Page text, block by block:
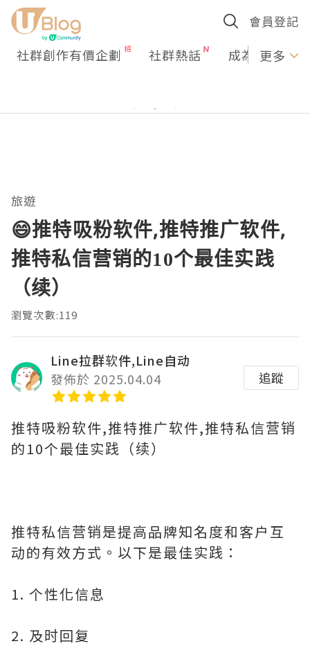
會員登記
社群創作有價企劃 社群熱話 成為U更多
旅遊
😄推特吸粉软件,推特推广软件,
推特私信营销的10个最佳实践
（续）
瀏覽次數:119
Line拉群软件,Line自动
發佈於 2025.04.04
追蹤
推特吸粉软件,推特推广软件,推特私信营销
的10个最佳实践（续）
推特私信营销是提高品牌知名度和客户互
动的有效方式。以下是最佳实践：
1. 个性化信息
2. 及时回复